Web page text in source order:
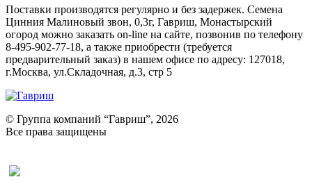
Поставки производятся регулярно и без задержек. Семена
Цинния Малиновый звон, 0,3г, Гавриш, Монастырский
огород можно заказать on-line на сайте, позвонив по телефону
8-495-902-77-18, а также приобрести (требуется
предварительный заказ) в нашем офисе по адресу: 127018,
г.Москва, ул.Складочная, д.3, стр 5
© Группа компаний “Гавриш”, 2026
Все права защищены